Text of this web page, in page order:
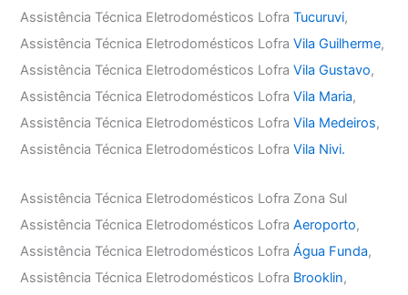
Assistência Técnica Eletrodomésticos LofraTucuruvi,
Assistência Técnica Eletrodomésticos LofraVila Guilherme,
Assistência Técnica Eletrodomésticos LofraVila Gustavo,
Assistência Técnica Eletrodomésticos LofraVila Maria,
Assistência Técnica Eletrodomésticos LofraVila Medeiros,
Assistência Técnica Eletrodomésticos LofraVila Nivi.
Assistência Técnica Eletrodomésticos Lofra Zona Sul
Assistência Técnica Eletrodomésticos LofraAeroporto,
Assistência Técnica Eletrodomésticos LofraÁgua Funda,
Assistência Técnica Eletrodomésticos Lofra Brooklin,